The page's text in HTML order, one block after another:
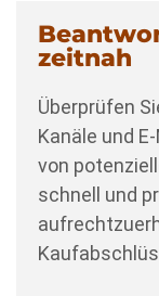
zeitnah
Überprüfen
Kanäle und
von
schnell und